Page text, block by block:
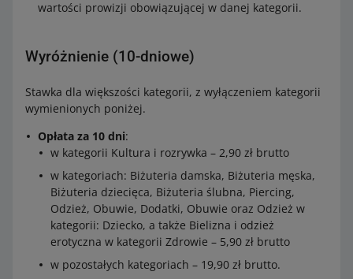
wartości prowizji obowiązującej w danej kategorii.
Wyróżnienie (10-dniowe)
Stawka dla większości kategorii, z wyłączeniem kategorii
wymienionych poniżej.
Opłata za 10 dni:
w kategorii Kultura i rozrywka – 2,90 zł brutto
w kategoriach: Biżuteria damska, Biżuteria męska,
Biżuteria dziecięca, Biżuteria ślubna, Piercing,
Odzież, Obuwie, Dodatki, Obuwie oraz Odzież w
kategorii: Dziecko, a także Bielizna i odzież
erotyczna w kategorii Zdrowie – 5,90 zł brutto
w pozostałych kategoriach – 19,90 zł brutto.